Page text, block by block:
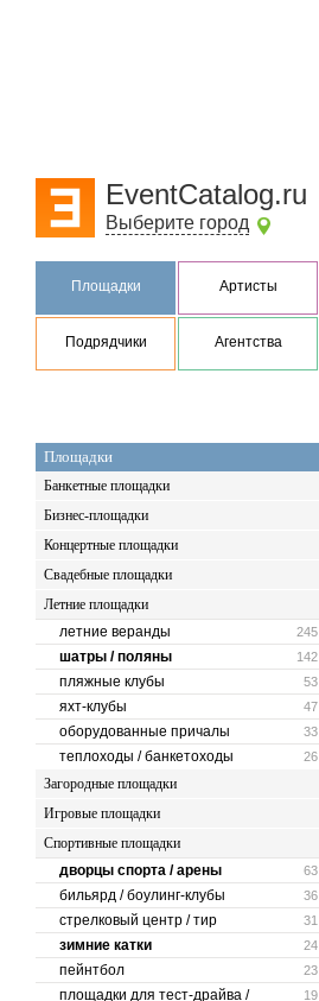
EventCatalog.ru
Выберите город
Площадки Артисты
Подрядчики Агентства
Площадки
Банкетные площадки
Бизнес-площадки
Концертные площадки
Свадебные площадки
Летние площадки
245
летние веранды
142
шатры / поляны
53
пляжные клубы
47
яхт-клубы
33
оборудованные причалы
26
теплоходы / банкетоходы
Загородные площадки
Игровые площадки
Спортивные площадки
63
дворцы спорта / арены
36
бильярд / боулинг-клубы
31
стрелковый центр / тир
24
зимние катки
23
пейнтбол
19
площадки для тест-драйва /